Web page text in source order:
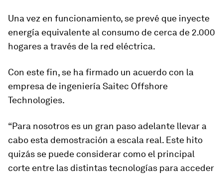
Una vez en funcionamiento, se prevé que inyecte
energía equivalente al consumo de cerca de 2.000
hogares a través de la red eléctrica.
Con este fin, se ha firmado un acuerdo con la
empresa de ingeniería Saitec Offshore
Technologies.
“Para nosotros es un gran paso adelante llevar a
cabo esta demostración a escala real. Este hito
quizás se puede considerar como el principal
corte entre las distintas tecnologías para acceder